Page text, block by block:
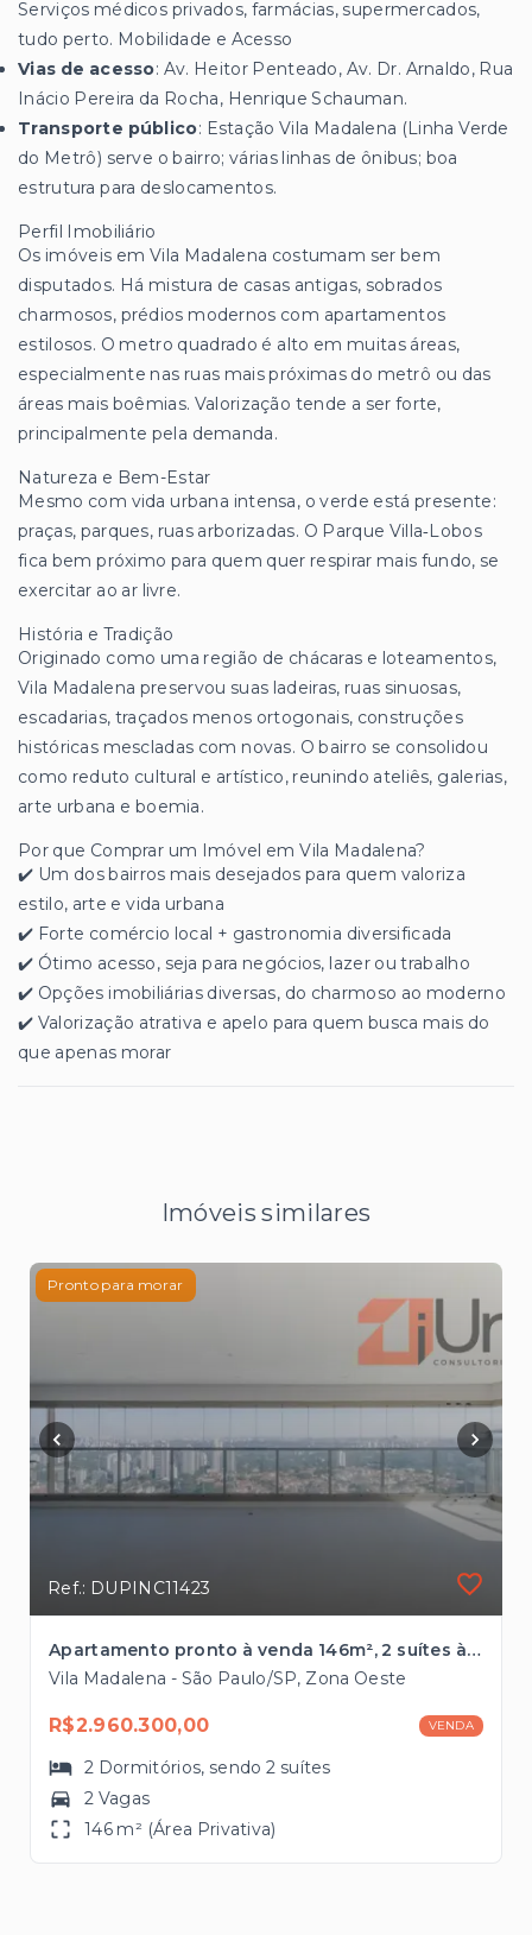
Serviços médicos privados, farmácias, supermercados,
tudo perto. Mobilidade e Acesso
Vias de acesso: Av. Heitor Penteado, Av. Dr. Arnaldo, Rua
Inácio Pereira da Rocha, Henrique Schauman.
Transporte público: Estação Vila Madalena (Linha Verde
do Metrô) serve o bairro; várias linhas de ônibus; boa
estrutura para deslocamentos.
Perfil Imobiliário
Os imóveis em Vila Madalena costumam ser bem
disputados. Há mistura de casas antigas, sobrados
charmosos, prédios modernos com apartamentos
estilosos. O metro quadrado é alto em muitas áreas,
especialmente nas ruas mais próximas do metrô ou das
áreas mais boêmias. Valorização tende a ser forte,
principalmente pela demanda.
Natureza e Bem-Estar
Mesmo com vida urbana intensa, o verde está presente:
praças, parques, ruas arborizadas. O Parque Villa‑Lobos
fica bem próximo para quem quer respirar mais fundo, se
exercitar ao ar livre.
História e Tradição
Originado como uma região de chácaras e loteamentos,
Vila Madalena preservou suas ladeiras, ruas sinuosas,
escadarias, traçados menos ortogonais, construções
históricas mescladas com novas. O bairro se consolidou
como reduto cultural e artístico, reunindo ateliês, galerias,
arte urbana e boemia.
Por que Comprar um Imóvel em Vila Madalena?
✔️ Um dos bairros mais desejados para quem valoriza
estilo, arte e vida urbana
✔️ Forte comércio local + gastronomia diversificada
✔️ Ótimo acesso, seja para negócios, lazer ou trabalho
✔️ Opções imobiliárias diversas, do charmoso ao moderno
✔️ Valorização atrativa e apelo para quem busca mais do
que apenas morar
Imóveis similares
Pronto para morar
Ref.: DUPINC11423
Apartamento pronto à venda 146m², 2 suítes à 300 metros da Estação Vila Madalena do metrô
Vila Madalena - São Paulo/SP, Zona Oeste
R$2.960.300,00 VENDA
2 Dormitórios, sendo2 suítes
2 Vagas
146 m² (Área Privativa)